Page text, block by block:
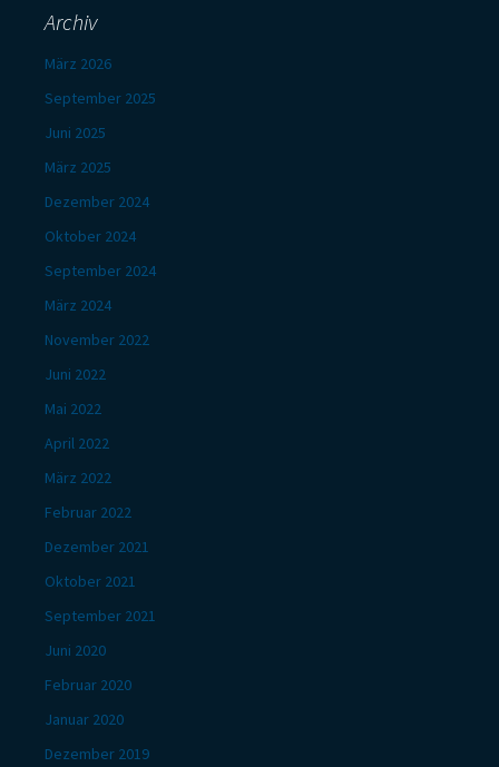
Archiv
März 2026
September 2025
Juni 2025
März 2025
Dezember 2024
Oktober 2024
September 2024
März 2024
November 2022
Juni 2022
Mai 2022
April 2022
März 2022
Februar 2022
Dezember 2021
Oktober 2021
September 2021
Juni 2020
Februar 2020
Januar 2020
Dezember 2019